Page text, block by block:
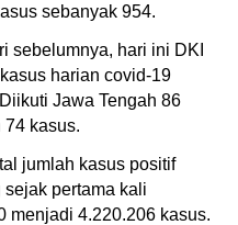
sebanyak 954.
sebelumnya, hari ini DKI
harian covid-19
Jawa Tengah 86
74 kasus.
jumlah kasus positif
sejak pertama kali
menjadi 4.220.206 kasus.